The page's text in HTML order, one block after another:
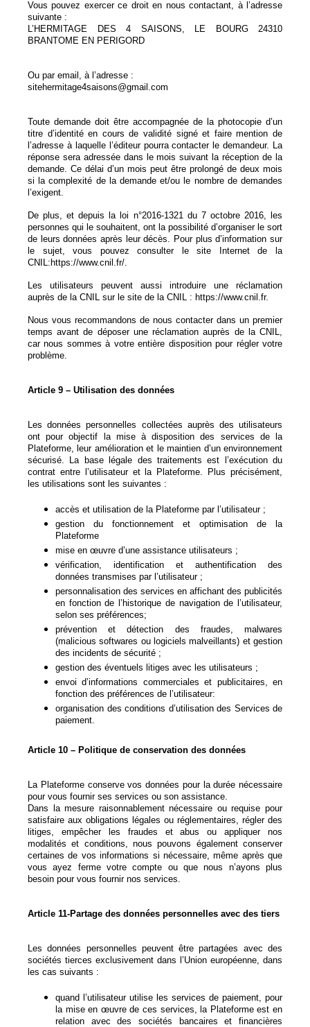
Vous pouvez exercer ce droit en nous contactant, à l’adresse
suivante :
L’HERMITAGE DES 4 SAISONS, LE BOURG 24310
BRANTOME EN PERIGORD
Ou par email, à l’adresse :
sitehermitage4saisons@gmail.com
Toute demande doit être accompagnée de la photocopie d’un
titre d’identité en cours de validité signé et faire mention de
l’adresse à laquelle l’éditeur pourra contacter le demandeur. La
réponse sera adressée dans le mois suivant la réception de la
demande. Ce délai d’un mois peut être prolongé de deux mois
si la complexité de la demande et/ou le nombre de demandes
l’exigent.
De plus, et depuis la loi n°2016-1321 du 7 octobre 2016, les
personnes qui le souhaitent, ont la possibilité d’organiser le sort
de leurs données après leur décès. Pour plus d’information sur
le sujet, vous pouvez consulter le site Internet de la
CNIL:https://www.cnil.fr/.
Les utilisateurs peuvent aussi introduire une réclamation
auprès de la CNIL sur le site de la CNIL : https://www.cnil.fr.
Nous vous recommandons de nous contacter dans un premier
temps avant de déposer une réclamation auprès de la CNIL,
car nous sommes à votre entière disposition pour régler votre
problème.
Article 9 – Utilisation des données
Les données personnelles collectées auprès des utilisateurs
ont pour objectif la mise à disposition des services de la
Plateforme, leur amélioration et le maintien d’un environnement
sécurisé. La base légale des traitements est l’exécution du
contrat entre l’utilisateur et la Plateforme. Plus précisément,
les utilisations sont les suivantes :
accès et utilisation de la Plateforme par l’utilisateur ;
gestion du fonctionnement et optimisation de la
Plateforme
mise en œuvre d’une assistance utilisateurs ;
vérification, identification et authentification des
données transmises par l’utilisateur ;
personnalisation des services en affichant des publicités
en fonction de l’historique de navigation de l’utilisateur,
selon ses préférences;
prévention et détection des fraudes, malwares
(malicious softwares ou logiciels malveillants) et gestion
des incidents de sécurité ;
gestion des éventuels litiges avec les utilisateurs ;
envoi d’informations commerciales et publicitaires, en
fonction des préférences de l’utilisateur:
organisation des conditions d’utilisation des Services de
paiement.
Article 10 – Politique de conservation des données
La Plateforme conserve vos données pour la durée nécessaire
pour vous fournir ses services ou son assistance.
Dans la mesure raisonnablement nécessaire ou requise pour
satisfaire aux obligations légales ou réglementaires, régler des
litiges, empêcher les fraudes et abus ou appliquer nos
modalités et conditions, nous pouvons également conserver
certaines de vos informations si nécessaire, même après que
vous ayez ferme votre compte ou que nous n’ayons plus
besoin pour vous fournir nos services.
Article 11-Partage des données personnelles avec des tiers
Les données personnelles peuvent être partagées avec des
sociétés tierces exclusivement dans l’Union européenne, dans
les cas suivants :
quand l’utilisateur utilise les services de paiement, pour
la mise en œuvre de ces services, la Plateforme est en
relation avec des sociétés bancaires et financières